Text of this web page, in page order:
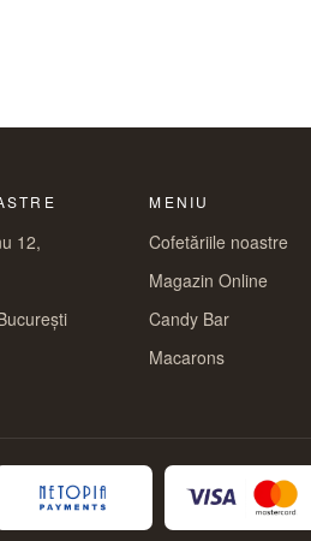
12,
MENIU
Cofetăriile noastre
Magazin Online
Candy Bar
Macarons